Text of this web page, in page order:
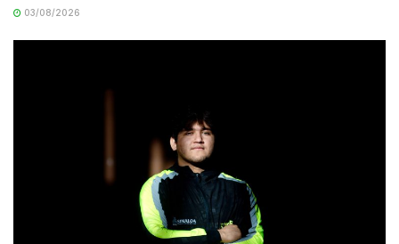
03/08/2026